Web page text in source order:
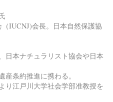
IUCNJ)会長。日本自然保護協
日本ナチュラリスト協会や日本
条約推進に携わる。
り江戸川大学社会学部准教授を